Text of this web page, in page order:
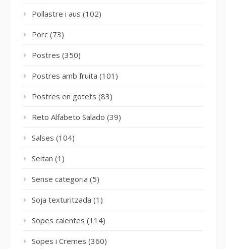
Pollastre i aus (102)
Porc (73)
Postres (350)
Postres amb fruita (101)
Postres en gotets (83)
Reto Alfabeto Salado (39)
Salses (104)
Seitan (1)
Sense categoria (5)
Soja texturitzada (1)
Sopes calentes (114)
Sopes i Cremes (360)